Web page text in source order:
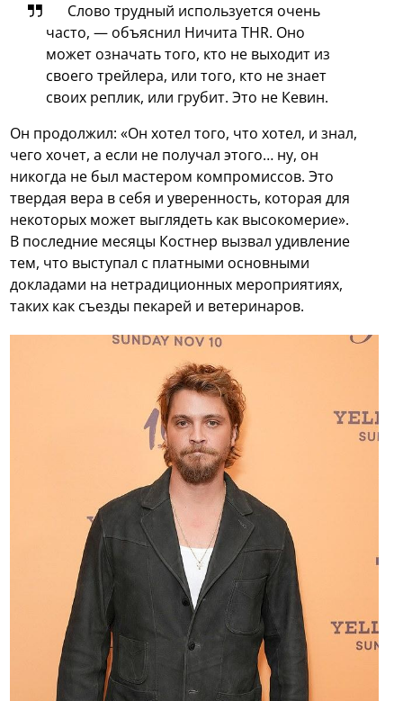
Слово трудный используется очень
часто, — объяснил Ничита THR. Оно
может означать того, кто не выходит из
своего трейлера, или того, кто не знает
своих реплик, или грубит. Это не Кевин.
Он продолжил: «Он хотел того, что хотел, и знал,
чего хочет, а если не получал этого… ну, он
никогда не был мастером компромиссов. Это
твердая вера в себя и уверенность, которая для
некоторых может выглядеть как высокомерие».
В последние месяцы Костнер вызвал удивление
тем, что выступал с платными основными
докладами на нетрадиционных мероприятиях,
таких как съезды пекарей и ветеринаров.